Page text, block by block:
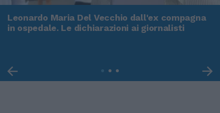
Leonardo Maria Del Vecchio dall'ex compagna
in ospedale. Le dichiarazioni ai giornalisti